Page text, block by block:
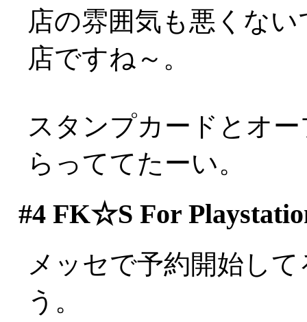
店の雰囲気も悪くな
店ですね～。
スタンプカードとオ
らっててたーい。
#4FK☆S For
メッセで予約開始し
う。